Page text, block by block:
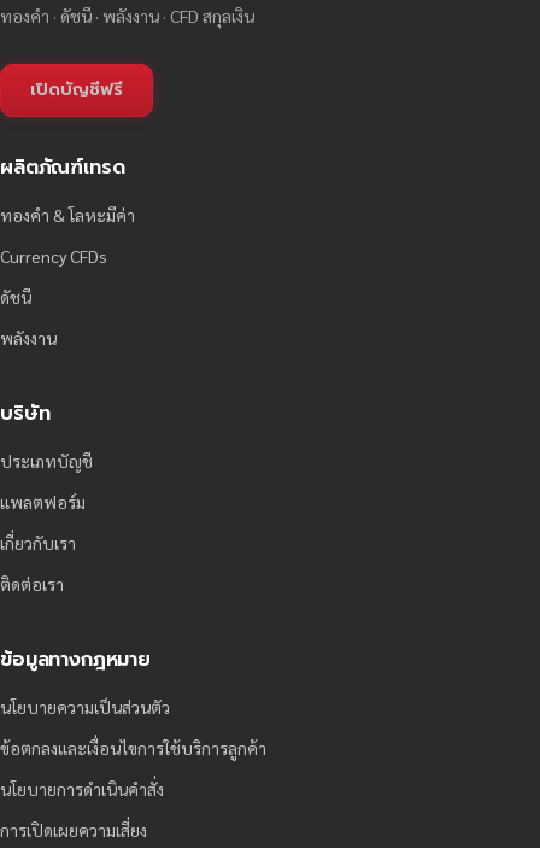
ทองคำ · ดัชนี · พลังงาน · CFD สกุลเงิน
เปิดบัญชีฟรี
ผลิตภัณฑ์เทรด
ทองคำ & โลหะมีค่า
Currency CFDs
ดัชนี
พลังงาน
บริษัท
ประเภทบัญชี
แพลตฟอร์ม
เกี่ยวกับเรา
ติดต่อเรา
ข้อมูลทางกฎหมาย
นโยบายความเป็นส่วนตัว
ข้อตกลงและเงื่อนไขการใช้บริการลูกค้า
นโยบายการดำเนินคำสั่ง
การเปิดเผยความเสี่ยง